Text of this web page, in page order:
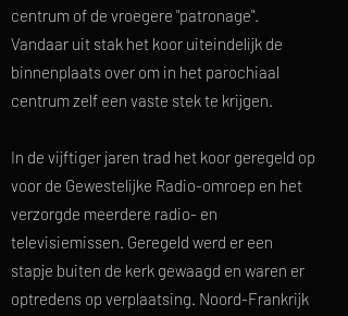
centrum of de vroegere "patronage".
Vandaar uit stak het koor uiteindelijk de
binnenplaats over om in het parochiaal
centrum zelf een vaste stek te krijgen.
In de vijftiger jaren trad het koor geregeld op
voor de Gewestelijke Radio-omroep en het
verzorgde meerdere radio- en
televisiemissen. Geregeld werd er een
stapje buiten de kerk gewaagd en waren er
optredens op verplaatsing. Noord-Frankrijk